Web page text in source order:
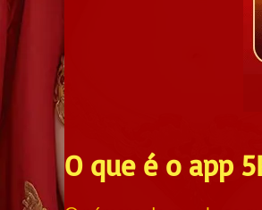
O que é o app